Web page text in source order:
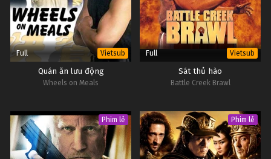
Full Vietsub
Quán ăn lưu động
Wheels on Meals
Full Vietsub
Sát thủ hào
Battle Creek Brawl
Phim lẻ Phim lẻ